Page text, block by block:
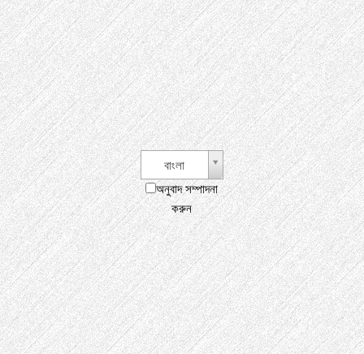
বাংলা
অনুবাদ সম্পাদনা
করুন